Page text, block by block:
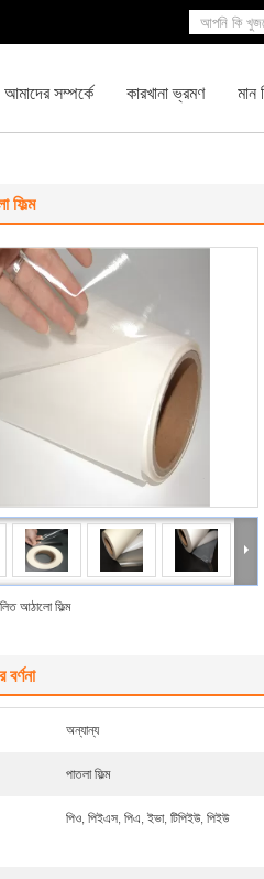
আমাদের সম্পর্কে কারখানা ভ্রমণ মান
ফিল্ম
আঠালো ফিল্ম
অন্যান্য
পাতলা ফিল্ম
পিও, পিইএস, পিএ, ইভা, টিপিইউ, পিইউ